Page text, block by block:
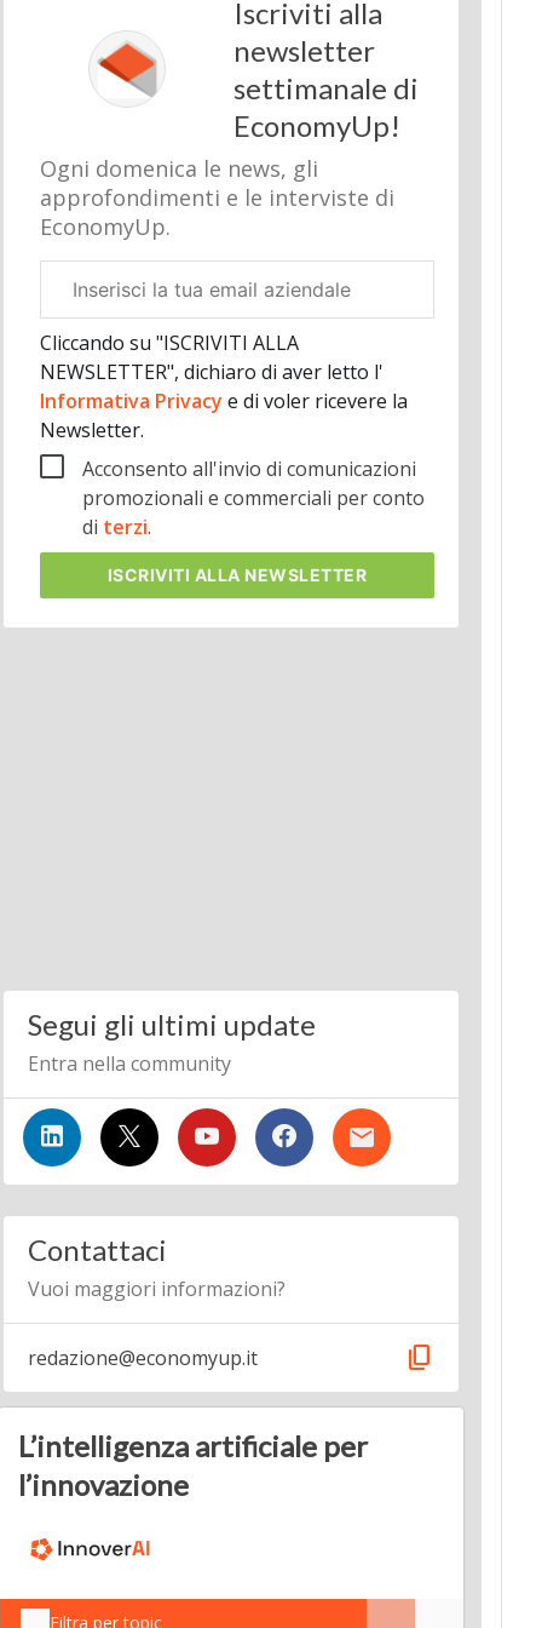
Iscriviti alla
newsletter
settimanale di
EconomyUp!
Ogni domenica le news, gli
approfondimenti e le interviste di
EconomyUp.
aziendale
Cliccando su "ISCRIVITI ALLA
NEWSLETTER", dichiaro di aver letto l'
Informativa Privacy e di voler ricevere la
Newsletter.
Acconsento all'invio di comunicazioni
promozionali e commerciali per conto
di terzi.
ISCRIVITI ALLA NEWSLETTER
Segui gli ultimi update
Entra nella community
Contattaci
Vuoi maggiori informazioni?
redazione@economyup.it content_copy
L’intelligenza artificiale per
l’innovazione
Filtra per topic